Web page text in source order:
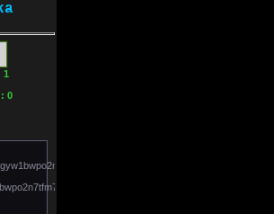
1
0